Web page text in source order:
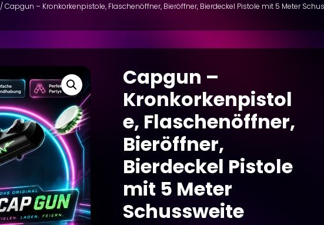
/ Capgun – Kronkorkenpistole, Flaschenöffner, Bieröffner, Bierdeckel Pistole mit 5 Meter
Capgun –
Kronkorkenpistol
e, Flaschenöffner,
Bieröffner,
Bierdeckel Pistole
mit 5 Meter
Schussweite